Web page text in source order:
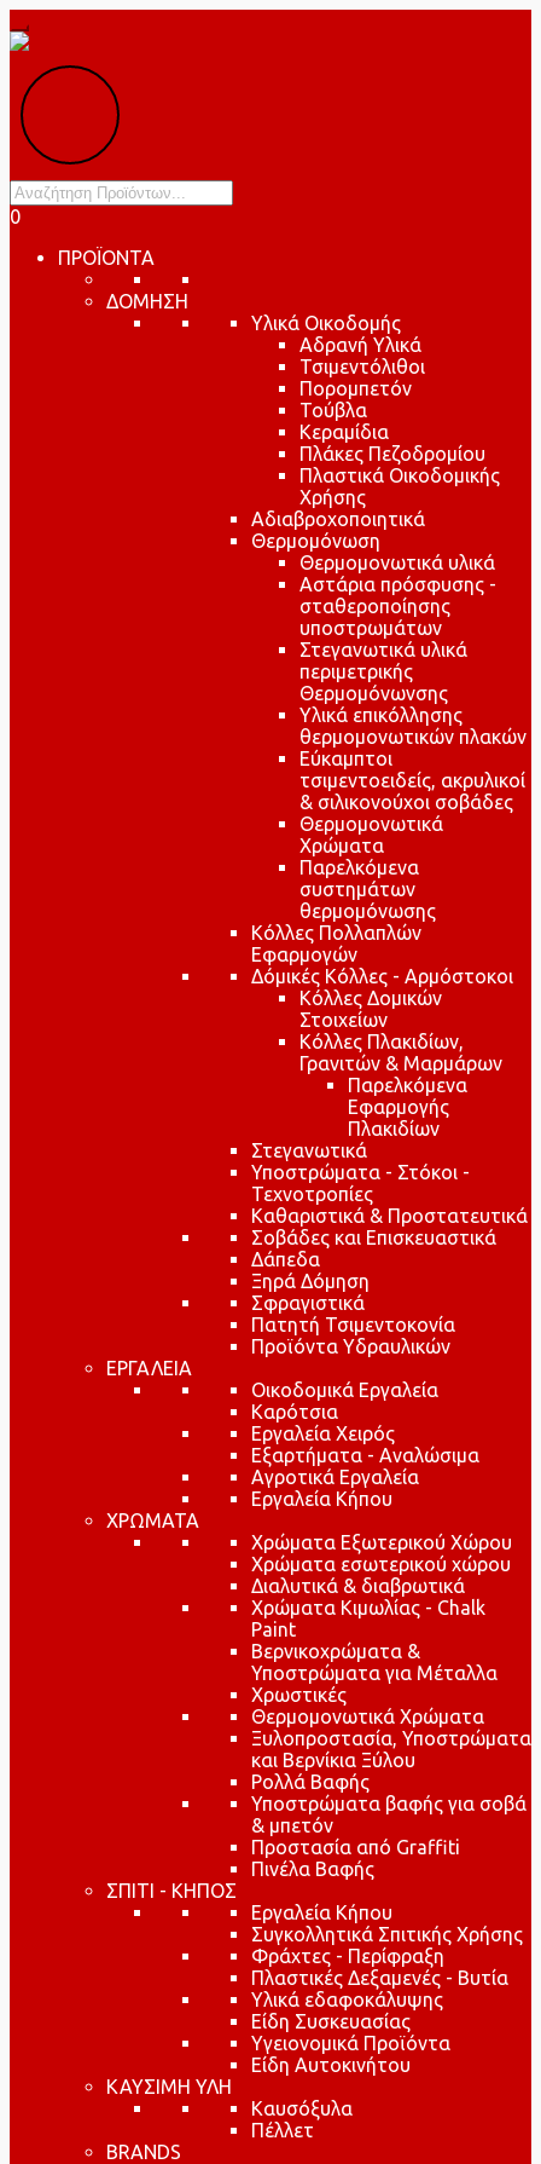
Products
search
0
ΠΡΟΪΟΝΤΑ
ΔΟΜΗΣΗ
Υλικά Οικοδομής
Αδρανή Υλικά
Τσιμεντόλιθοι
Πορομπετόν
Τούβλα
Κεραμίδια
Πλάκες Πεζοδρομίου
Πλαστικά Οικοδομικής
Χρήσης
Αδιαβροχοποιητικά
Θερμομόνωση
Θερμομονωτικά υλικά
Αστάρια πρόσφυσης -
σταθεροποίησης
υποστρωμάτων
Στεγανωτικά υλικά
περιμετρικής
Θερμομόνωνσης
Υλικά επικόλλησης
θερμομονωτικών πλακών
Εύκαμπτοι
τσιμεντοειδείς, ακρυλικοί
& σιλικονούχοι σοβάδες
Θερμομονωτικά
Χρώματα
Παρελκόμενα
συστημάτων
θερμομόνωσης
Κόλλες Πολλαπλών
Εφαρμογών
Δόμικές Κόλλες - Αρμόστοκοι
Κόλλες Δομικών
Στοιχείων
Κόλλες Πλακιδίων,
Γρανιτών & Μαρμάρων
Παρελκόμενα
Εφαρμογής
Πλακιδίων
Στεγανωτικά
Υποστρώματα - Στόκοι -
Τεχνοτροπίες
Καθαριστικά & Προστατευτικά
Σοβάδες και Επισκευαστικά
Δάπεδα
Ξηρά Δόμηση
Σφραγιστικά
Πατητή Τσιμεντοκονία
Προϊόντα Υδραυλικών
ΕΡΓΑΛΕΙΑ
Οικοδομικά Εργαλεία
Καρότσια
Εργαλεία Χειρός
Εξαρτήματα - Αναλώσιμα
Αγροτικά Εργαλεία
Εργαλεία Κήπου
ΧΡΩΜΑΤΑ
Χρώματα Εξωτερικού Χώρου
Χρώματα εσωτερικού χώρου
Διαλυτικά & διαβρωτικά
Χρώματα Κιμωλίας - Chalk
Paint
Βερνικοχρώματα &
Υποστρώματα για Μέταλλα
Χρωστικές
Θερμομονωτικά Χρώματα
Ξυλοπροστασία, Υποστρώματα
και Βερνίκια Ξύλου
Ρολλά Βαφής
Υποστρώματα βαφής για σοβά
& μπετόν
Προστασία από Graffiti
Πινέλα Βαφής
ΣΠΙΤΙ - ΚΗΠΟΣ
Εργαλεία Κήπου
Συγκολλητικά Σπιτικής Χρήσης
Φράχτες - Περίφραξη
Πλαστικές Δεξαμενές - Βυτία
Υλικά εδαφοκάλυψης
Είδη Συσκευασίας
Υγειονομικά Προϊόντα
Είδη Αυτοκινήτου
ΚΑΥΣΙΜΗ ΥΛΗ
Καυσόξυλα
Πέλλετ
BRANDS